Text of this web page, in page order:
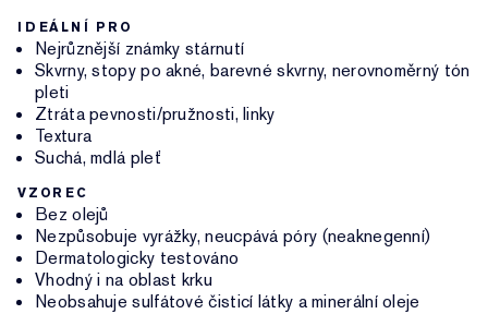
IDEÁLNÍ PRO
Nejrůznější známky stárnutí
Skvrny, stopy po akné, barevné skvrny, nerovnoměrný tón
pleti
Ztráta pevnosti/pružnosti, linky
Textura
Suchá, mdlá pleť
VZOREC
Bez olejů
Nezpůsobuje vyrážky, neucpává póry (neaknegenní)
Dermatologicky testováno
Vhodný i na oblast krku
Neobsahuje sulfátové čisticí látky a minerální oleje